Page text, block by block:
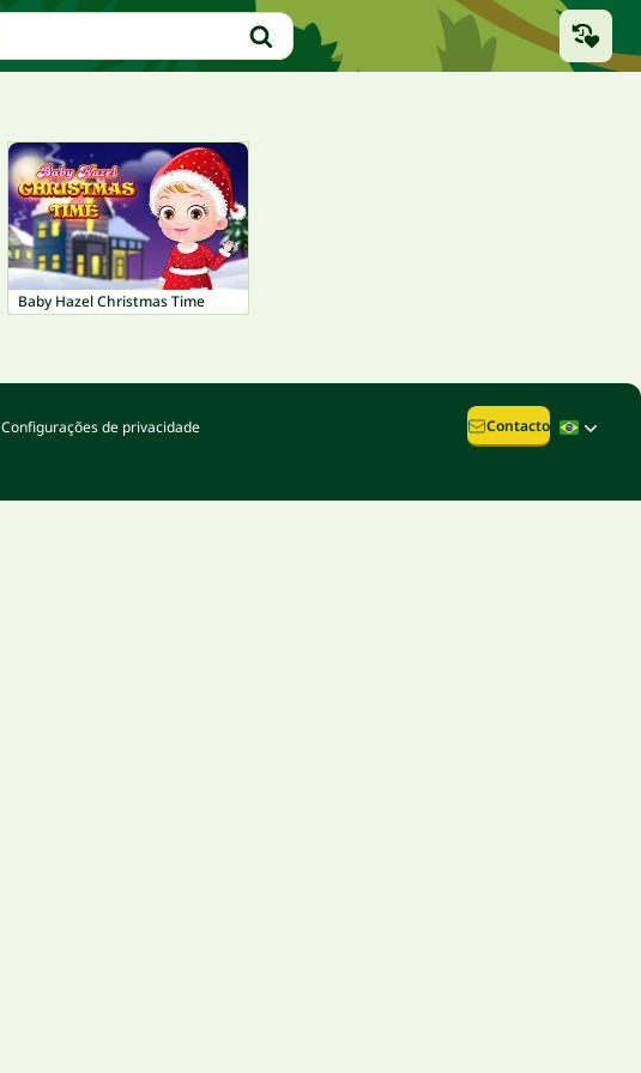
Baby Hazel Christmas Time
Configurações de privacidade Contacto